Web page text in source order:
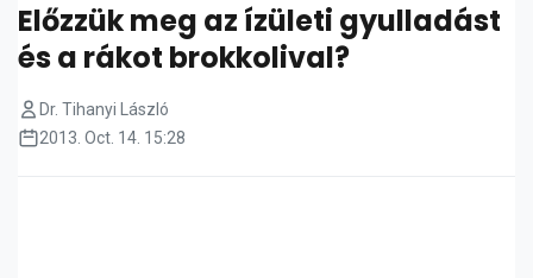
Előzzük meg az ízületi gyulladást
és a rákot brokkolival?
Dr. Tihanyi László
2013. Oct. 14. 15:28